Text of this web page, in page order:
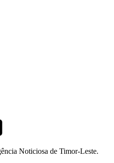
Noticiosa de Timor-Leste.